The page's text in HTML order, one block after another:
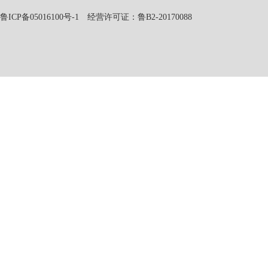
鲁ICP备05016100号-1 经营许可证：鲁B2-20170088